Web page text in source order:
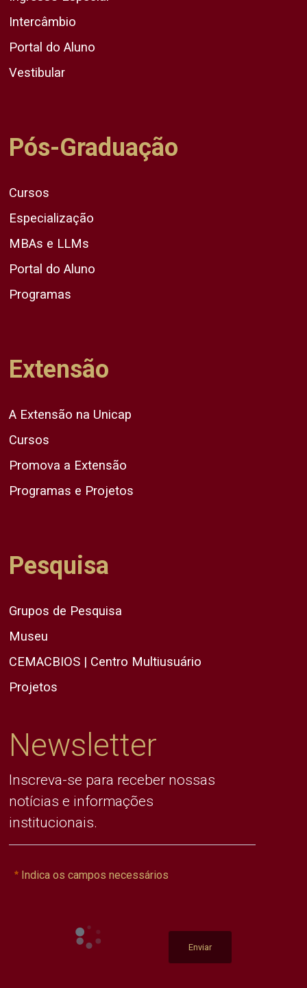
Intercâmbio
Portal do Aluno
Vestibular
Pós-Graduação
Cursos
Especialização
MBAs e LLMs
Portal do Aluno
Programas
Extensão
A Extensão na Unicap
Cursos
Promova a Extensão
Programas e Projetos
Pesquisa
Grupos de Pesquisa
Museu
CEMACBIOS | Centro Multiusuário
Projetos
Newsletter
Inscreva-se para receber nossas
notícias e informações
institucionais.
Indica os campos necessários
Enviar